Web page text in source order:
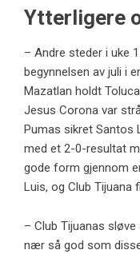
Ytterligere
– Andre steder i uke
begynnelsen av juli i
Mazatlan holdt
Jesus Corona var
Pumas sikret Santos
med et 2-0-resultat
gode form gjennom
Luis, og Club Tijuana
– Club Tijuanas
nær så god som